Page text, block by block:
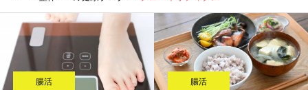
ぽっこりお腹 疲れやす
腸活 腸活